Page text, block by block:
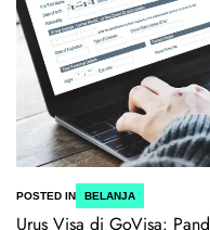
POSTED IN BELANJA
Urus Visa di GoVisa: